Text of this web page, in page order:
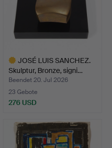
JOSÉ LUIS SANCHEZ.
Skulptur, Bronze, signi…
Beendet 20. Jul 2026
23 Gebote
276 USD
Objekt